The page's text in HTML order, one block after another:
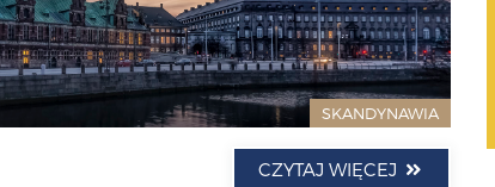
SKANDYNAWIA
CZYTAJ WIĘCEJ